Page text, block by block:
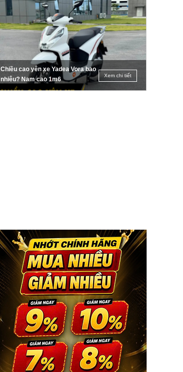
Chiều cao yên xe Yadea Vora bao
nhiêu? Nam cao 1m6
Xem chi tiết